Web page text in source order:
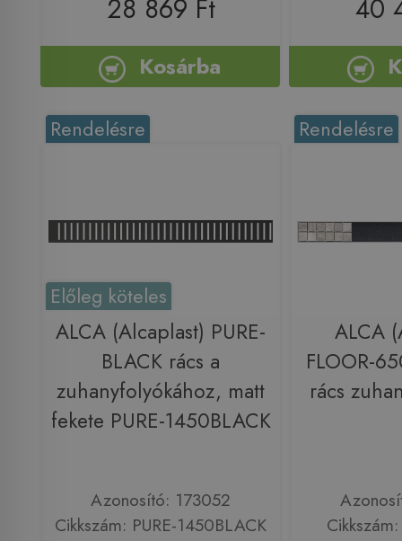
28 869 Ft
Kosárba
40
Rendelésre
Előleg köteles
ALCA (Alcaplast) PURE-
BLACK rács a
zuhanyfolyókához, matt
fekete PURE-1450BLACK
Azonosító: 173052
Cikkszám: PURE-1450BLACK
Rendelésre
ALCA
FLOOR-
rács